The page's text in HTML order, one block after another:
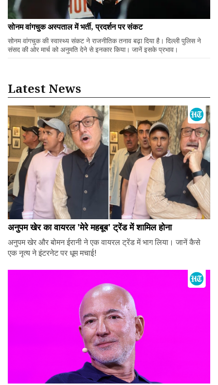
सोनम वांगचुक अस्पताल में भर्ती, प्रदर्शन पर संकट
सोनम वांगचुक की स्वास्थ्य संकट ने राजनीतिक तनाव बढ़ा दिया है। दिल्ली पुलिस ने
संसद की ओर मार्च को अनुमति देने से इनकार किया। जानें इसके प्रभाव।
Latest News
अनुपम खेर का वायरल 'मेरे महबूब' ट्रेंड में शामिल होना
अनुपम खेर और बोमन ईरानी ने एक वायरल ट्रेंड में भाग लिया। जानें कैसे
एक नृत्य ने इंटरनेट पर धूम मचाई!